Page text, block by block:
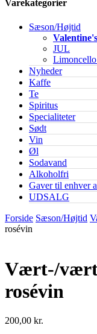
Varekategorier
Sæson/Højtid
JUL
Nyheder
Kaffe
Te
Spiritus
Specialiteter
Sødt
Vin
Øl
Sodavand
Alkoholfri
Gaver til enhver
UDSALG
Forside Sæson/Højtid
rosévin
Vært-/
rosévin
200,00 kr.